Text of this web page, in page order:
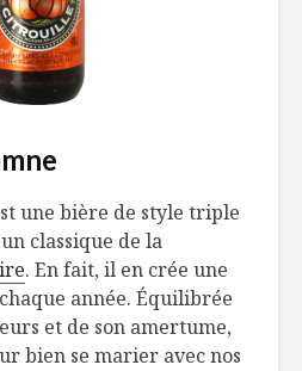
une bière de style triple
classique de la
. En fait, il en crée une
année. Équilibrée
et de son amertume,
bien se marier avec nos